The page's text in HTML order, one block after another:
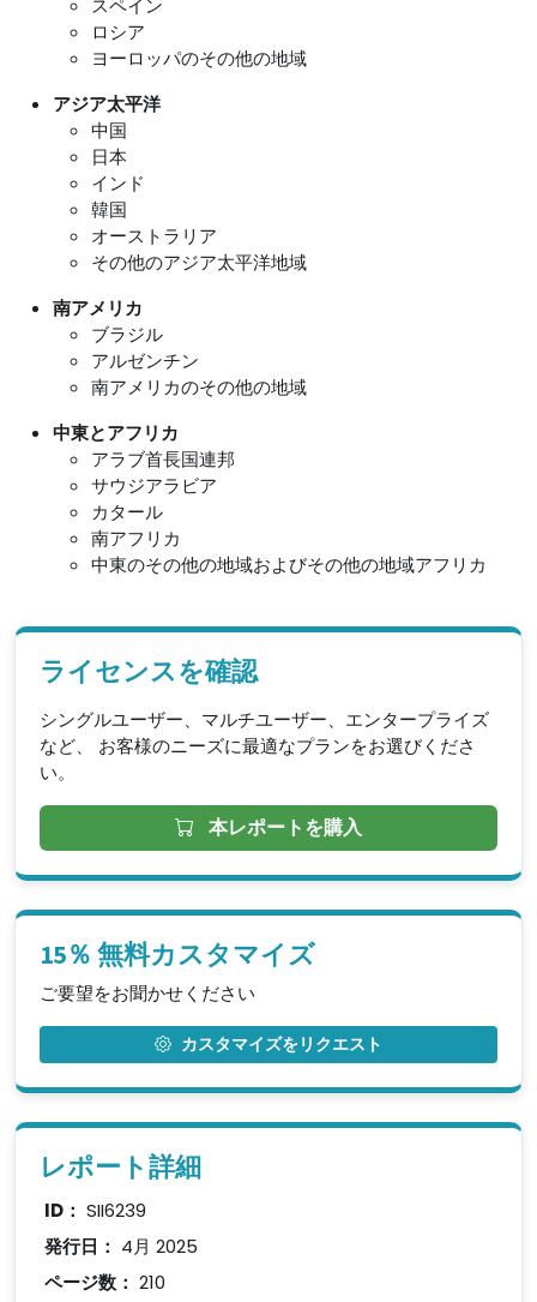
スペイン
ロシア
ヨーロッパのその他の地域
アジア太平洋
中国
日本
インド
韓国
オーストラリア
その他のアジア太平洋地域
南アメリカ
ブラジル
アルゼンチン
南アメリカのその他の地域
中東とアフリカ
アラブ首長国連邦
サウジアラビア
カタール
南アフリカ
中東のその他の地域およびその他の地域アフリカ
ライセンスを確認
シングルユーザー、マルチユーザー、エンタープライズ
など、 お客様のニーズに最適なプランをお選びくださ
い。
本レポートを購入
15％ 無料カスタマイズ
ご要望をお聞かせください
カスタマイズをリクエスト
レポート詳細
ID： SII6239
発行日： 4月 2025
ページ数： 210